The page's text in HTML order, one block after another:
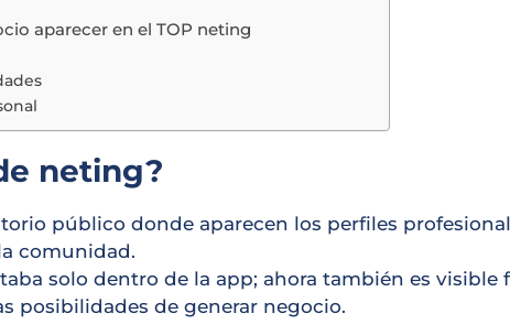
aparecer en el TOP neting
neting?
público donde aparecen los perfiles
comunidad.
solo dentro de la app; ahora también es visible
posibilidades de generar negocio.